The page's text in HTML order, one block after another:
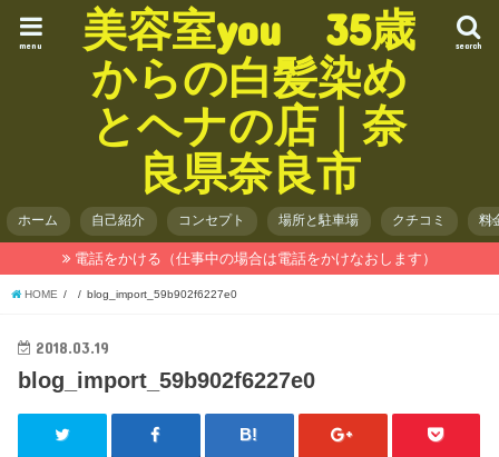
美容室you 35歳
からの白髪染め
とヘナの店｜奈
良県奈良市
search
menu
ホーム 自己紹介 コンセプト 場所と駐車場 クチコミ 料
電話をかける（仕事中の場合は電話をかけなおします）
HOME blog_import_59b902f6227e0
2018.03.19
blog_import_59b902f6227e0